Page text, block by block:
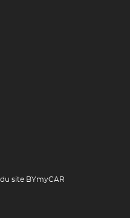
site BYmyCAR